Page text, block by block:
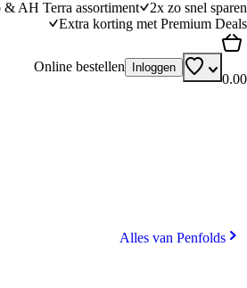
AH Terra assortiment
2x zo snel sparen
Extra korting met Premium Deals
Online bestellen Inloggen
0.00
Alles van Penfolds